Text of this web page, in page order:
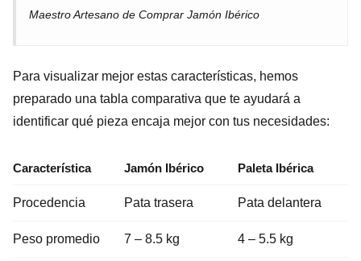
Maestro Artesano de Comprar Jamón Ibérico
Para visualizar mejor estas características, hemos
preparado una tabla comparativa que te ayudará a
identificar qué pieza encaja mejor con tus necesidades:
Característica Jamón Ibérico Paleta Ibérica
Procedencia Pata trasera Pata delantera
Peso promedio 7 – 8.5 kg 4 – 5.5 kg